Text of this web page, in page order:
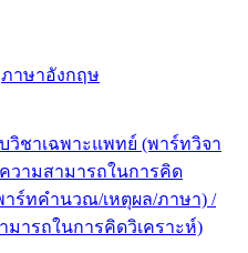
ภาษาอังกฤษ